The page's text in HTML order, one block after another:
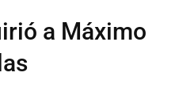
a Máximo